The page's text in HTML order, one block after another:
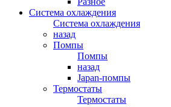
Система охлаждения
Система охлаждения
назад
Помпы
Помпы
назад
Japan-помпы
Термостаты
Термостаты